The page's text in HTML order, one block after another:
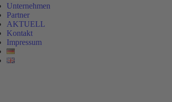
Unternehmen
Partner
AKTUELL
Kontakt
Impressum